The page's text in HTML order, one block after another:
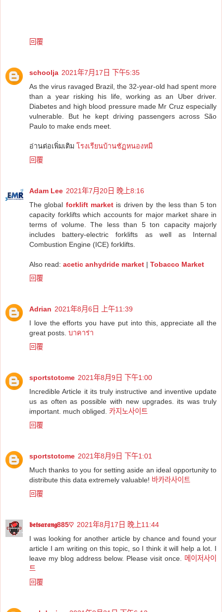
回覆
schoolja 2021年7月17日 下午5:35
As the virus ravaged Brazil, the 32-year-old had spent more
than a year risking his life, working as an Uber driver.
Diabetes and high blood pressure made Mr Cruz especially
vulnerable. But he kept driving passengers across São
Paulo to make ends meet.
อ่านต่อเพิ่มเติม โรงเรียนบ้านชัฏหนองหมี
回覆
Adam Lee 2021年7月20日 晚上8:16
The global forklift market is driven by the less than 5 ton
capacity forklifts which accounts for major market share in
terms of volume. The less than 5 ton capacity majorly
includes battery-electric forklifts as well as Internal
Combustion Engine (ICE) forklifts.
Also read: acetic anhydride market | Tobacco Market
回覆
Adrian 2021年8月6日 上午11:39
I love the efforts you have put into this, appreciate all the
great posts. บาคาร่า
回覆
sportstotome 2021年8月9日 下午1:00
Incredible Article it its truly instructive and inventive update
us as often as possible with new upgrades. its was truly
important. much obliged. 카지노사이트
回覆
sportstotome 2021年8月9日 下午1:01
Much thanks to you for setting aside an ideal opportunity to
distribute this data extremely valuable! 바카라사이트
回覆
𝖇𝖊𝖙𝖘𝖆𝖗𝖆𝖓𝖌885♡ 2021年8月17日 晚上11:44
I was looking for another article by chance and found your
article I am writing on this topic, so I think it will help a lot. I
leave my blog address below. Please visit once. 메이저사이
트
回覆